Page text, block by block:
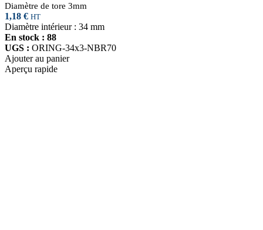
Diamètre de tore 3mm
1,18 € HT
Diamètre intérieur : 34 mm
En stock : 88
UGS : ORING-34x3-NBR70
Ajouter au panier
Aperçu rapide